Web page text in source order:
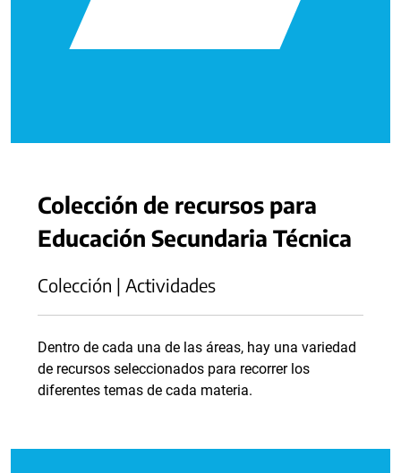
Colección de recursos para
Educación Secundaria Técnica
Colección | Actividades
Dentro de cada una de las áreas, hay una variedad
de recursos seleccionados para recorrer los
diferentes temas de cada materia.